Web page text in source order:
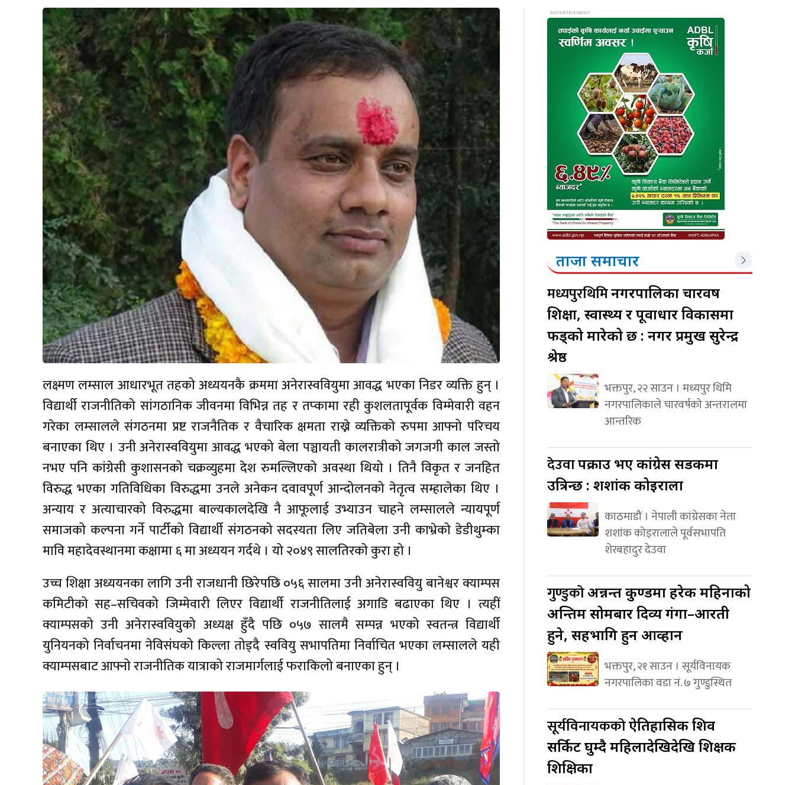
लक्ष्मण लम्साल आधारभूत तहको अध्ययनकै क्रममा अनेरास्ववियुमा आवद्ध भएका निडर व्यक्ति हुन् ।
विद्यार्थी राजनीतिको सांगठानिक जीवनमा विभिन्न तह र तप्कामा रही कुशलतापूर्वक विम्मेवारी वहन
गरेका लम्सालले संगठनमा प्रष्ट राजनैतिक र वैचारिक क्षमता राख्ने व्यक्तिको रुपमा आफ्नो परिचय
बनाएका थिए । उनी अनेरास्ववियुमा आवद्ध भएको बेला पञ्चायती कालरात्रीको जगजगी काल जस्तो
नभए पनि कांग्रेसी कुशासनको चक्रव्युहमा देश रुमल्लिएको अवस्था थियो । तिनै विकृत र जनहित
विरुद्ध भएका गतिविधिका विरुद्धमा उनले अनेकन दवावपूर्ण आन्दोलनको नेतृत्व सम्हालेका थिए ।
अन्याय र अत्याचारको विरुद्धमा बाल्यकालदेखि नै आफूलाई उभ्याउन चाहने लम्सालले न्यायपूर्ण
समाजको कल्पना गर्ने पार्टीको विद्यार्थी संगठनको सदस्यता लिए जतिबेला उनी काभ्रेको डेडीथुम्का
मावि महादेवस्थानमा कक्षामा ६ मा अध्ययन गर्दथे । यो २०४९ सालतिरको कुरा हो ।
उच्च शिक्षा अध्ययनका लागि उनी राजधानी छिरेपछि ०५६ सालमा उनी अनेरास्ववियु बानेश्वर क्याम्पस
कमिटीको सह–सचिवको जिम्मेवारी लिएर विद्यार्थी राजनीतिलाई अगाडि बढाएका थिए । त्यहीं
क्याम्पसको उनी अनेरास्ववियुको अध्यक्ष हुँदै पछि ०५७ सालमै सम्पन्न भएको स्वतन्त्र विद्यार्थी
युनियनको निर्वाचनमा नेविसंघको किल्ला तोड्दै स्ववियु सभापतिमा निर्वाचित भएका लम्सालले यही
क्याम्पसबाट आफ्नो राजनीतिक यात्राको राजमार्गलाई फराकिलो बनाएका हुन् ।
ताजा समाचार
मध्यपुरथिमिनगरपालिका चारवर्ष
शिक्षा, स्वास्थ्य र पूर्वाधार विकासमा
फड्को मारेको छ : नगर प्रमुख सुरेन्द्र
श्रेष्ठ
भक्तपुर, २२ साउन । मध्यपुर थिमि
नगरपालिकाले चारवर्षको अन्तरालमा
आन्तरिक
देउवापक्राउ भए कांग्रेस सडकमा
उत्रिन्छ : शशांक कोइराला
काठमाडौं । नेपाली कांग्रेसका नेता
शशांक कोइरालाले पूर्वसभापति
शेरबहादुर देउवा
गुण्डुकोअन्नन्त कुण्डमा हरेक महिनाको
अन्तिम सोमबार दिव्य गंगा–आरती
हुने, सहभागि हुन आव्हान
भक्तपुर, २१ साउन । सूर्यविनायक
नगरपालिका वडा नं. ७ गुण्डुस्थित
सूर्यविनायककोऐतिहासिक शिव
सर्किट घुम्दै महिलादेखिदेखि शिक्षक
शिक्षिका